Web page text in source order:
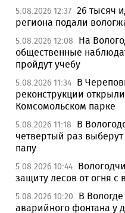
5.08.2026 12:37 26 тысяч
региона подали
5.08.2026 12:08
На
общественные
пройдут учебу
5.08.2026 11:34 В
реконструкции
Комсомольском парке
5.08.2026 11:18
В
четвертый раз
папу
5.08.2026 10:44
защиту лесов от огня с
5.08.2026 10:20
В
аварийного фонтана у